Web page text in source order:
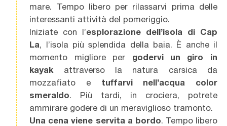
mare. Tempo libero per rilassarvi prima delle
interessanti attività del pomeriggio.
Iniziate con l’esplorazione dell’isola di Cap
La, l’isola più splendida della baia. È anche il
momento migliore per godervi un giro in
kayak attraverso la natura carsica da
mozzafiato etuffarvi nell’acqua color
smeraldo. Più tardi, in crociera, potrete
ammirare godere di un meraviglioso tramonto.
Una cena viene servita a bordo. Tempo libero